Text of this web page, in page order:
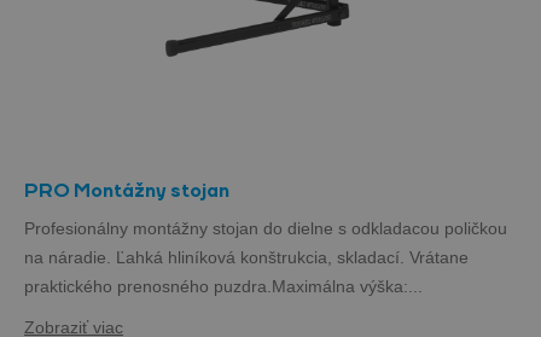
PRO Montážny stojan
Profesionálny montážny stojan do dielne s odkladacou poličkou
na náradie. Ľahká hliníková konštrukcia, skladací. Vrátane
praktického prenosného puzdra.Maximálna výška:...
Zobraziť viac